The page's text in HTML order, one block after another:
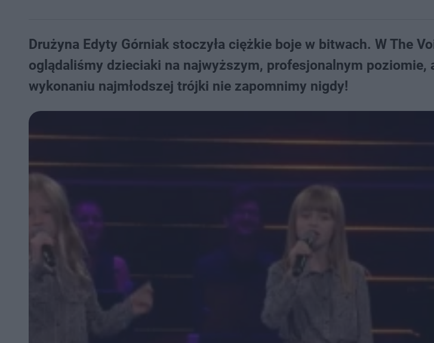
Drużyna Edyty Górniak stoczyła ciężkie boje w bitwach. W The
oglądaliśmy dzieciaki na najwyższym, profesjonalnym poziomie,
wykonaniu najmłodszej trójki nie zapomnimy nigdy!